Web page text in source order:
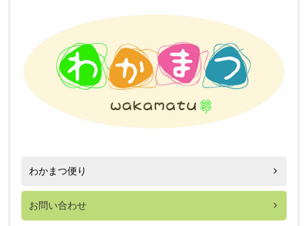
わかまつ便り
お問い合わせ